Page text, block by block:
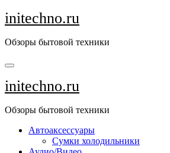
Перейти
к
initechno.ru
Обзоры бытовой техники
initechno.ru
Обзоры бытовой техники
Автоаксессуары
Сумки холодильники